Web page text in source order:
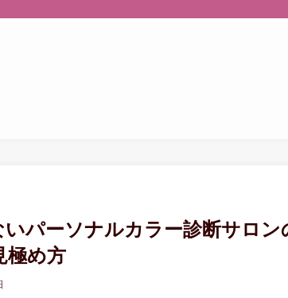
いパーソナルカラー診断サロ
極め方